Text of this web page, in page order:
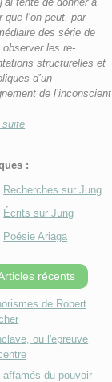
que l’on peut, par
des série de
observer les re-
structurelles et
d’un
de l’inconscient
suite
:
Recherches sur Jung
Écrits sur Jung
Poésie Ariaga
récents
de Robert
ou l'épreuve
affamés du pouvoir